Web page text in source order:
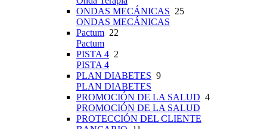
ONDAS MECÁNICAS 25
ONDAS MECÁNICAS
Pactum 22
Pactum
PISTA 4 2
PISTA 4
PLAN DIABETES 9
PLAN DIABETES
PROMOCIÓN DE LA SALUD 4
PROMOCIÓN DE LA SALUD
PROTECCIÓN DEL CLIENTE